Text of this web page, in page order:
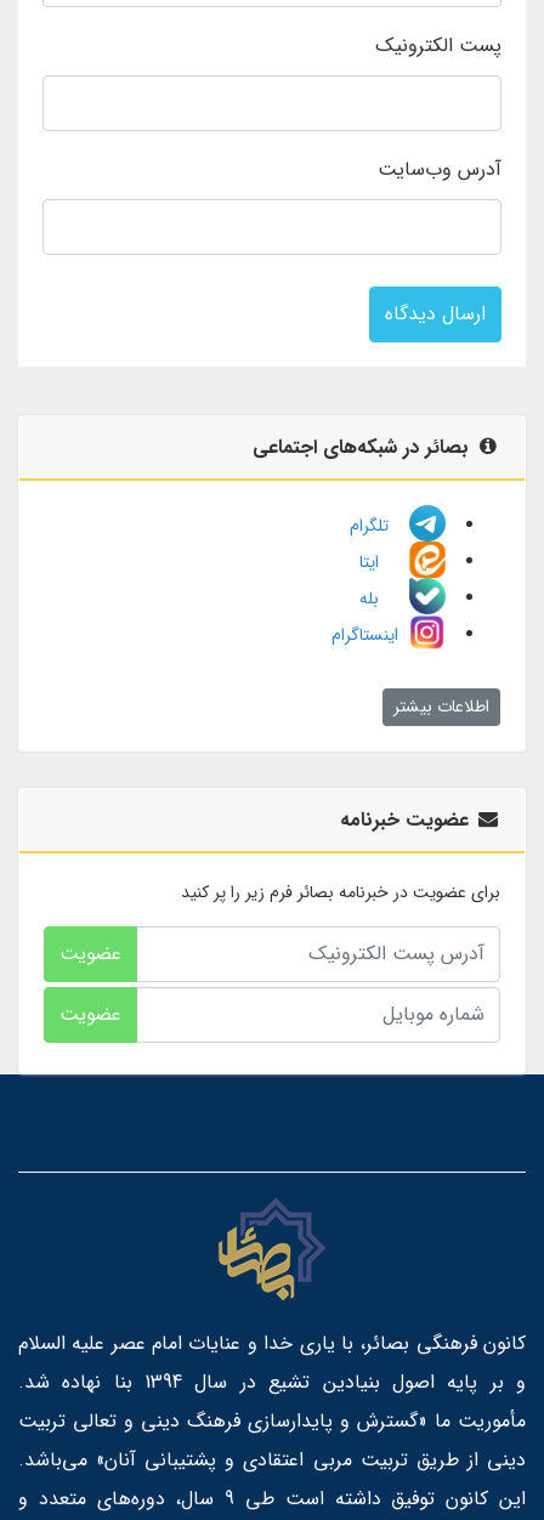
پست الکترونیک
آدرس وب‌سایت
ارسال دیدگاه
بصائر در شبکه‌های اجتماعی
تلگرام
ایتا
بله
اینستاگرام
اطلاعات بیشتر
عضویت خبرنامه
برای عضویت در خبرنامه بصائر فرم زیر را پر کنید
عضویت
عضویت
کانون فرهنگی بصائر، با یاری خدا و عنایات امام عصر علیه السلام
و بر پایه اصول بنیادین تشیع در سال 1394 بنا نهاده شد.
مأموریت ما «گسترش و پایدارسازی فرهنگ دینی و تعالی تربیت
دینی از طریق تربیت مربی اعتقادی و پشتیبانی آنان» می‌باشد.
این کانون توفیق داشته است طی 9 سال، دوره‌های متعدد و